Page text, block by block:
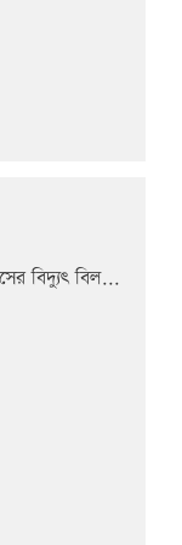
বিদ্যুৎ বিল...